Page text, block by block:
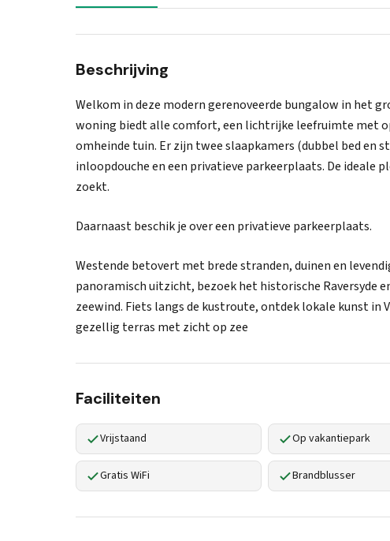
Beschrijving
Welkom in deze modern gerenoveerde bungalow in het
woning biedt alle comfort, een lichtrijke leefruimte met
omheinde tuin. Er zijn twee slaapkamers (dubbel bed en
inloopdouche en een privatieve parkeerplaats. De ideale
zoekt.
Daarnaast beschik je over een privatieve parkeerplaats.
Westende betovert met brede stranden, duinen en
panoramisch uitzicht, bezoek het historische Raversyde
zeewind. Fiets langs de kustroute, ontdek lokale kunst in
gezellig terras met zicht op zee
Faciliteiten
Vrijstaand Op vakantiepark
Gratis WiFi Brandblusser